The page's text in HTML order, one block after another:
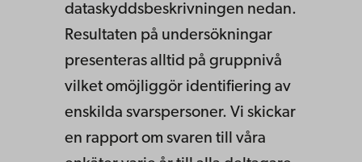
dataskyddsbeskrivningen nedan.
Resultaten på undersökningar
presenteras alltid på gruppnivå
vilket omöjliggör identifiering av
enskilda svarspersoner. Vi skickar
en rapport om svaren till våra